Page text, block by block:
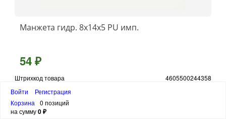
Манжета гидр. 8х14х5 PU имп.
54 ₽
Штрихкод товара 4605500244358
Войти
Регистрация
Корзина
0 позиций
на сумму0 ₽